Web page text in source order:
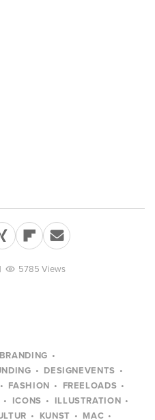
| 5785 Views
BRANDING
DESIGNEVENTS
FASHION
FREELOADS
ICONS
ILLUSTRATION
KUNST
MAC